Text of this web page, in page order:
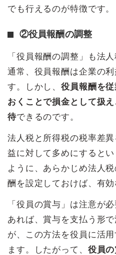
でも行えるのが特徴です。
②役員報酬の調整
「役員報酬の調整」も法
通常、役員報酬は企業の
す。しかし、役員報酬を
おくことで損金として扱
待できるのです。
法人税と所得税の税率差
益に対して多めにすると
ように、あらかじめ法人
酬を設定しておけば、有効
「役員の賞与」は注意が
あれば、賞与を支払う形
が、この方法を役員に活
ます。したがって、 役員